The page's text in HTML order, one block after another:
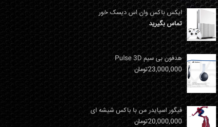
ایکس باکس وان اس دیسک خور
تماس بگیرید
هدفون بی سیم Pulse 3D
23,000,000تومان
فیگور اسپایدر من با باکس شیشه ای
20,000,000تومان